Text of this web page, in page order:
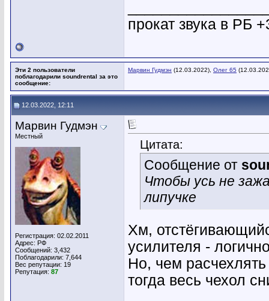
прокат звука в РБ
Эти 2 пользователи
поблагодарили soundrental за это
сообщение:
Марвин Гудмэн (12.03.2022), Олег 65
12.03.2022, 12:11
Марвин Гудмэн
Местный
Регистрация: 02.02.2011
Адрес: РФ
Сообщений: 3,432
Поблагодарили: 7,644
Вес репутации: 19
Репутация: 87
Цитата:
Сообщение от
Чтобы усь не
липучке
Хм,
усилителя -
Но, чем
тогда весь чехол